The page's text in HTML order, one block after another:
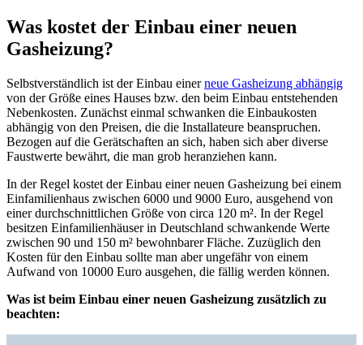
Was kostet der Einbau einer neuen
Gasheizung?
Selbstverständlich ist der Einbau einerneue Gasheizung abhängig
von der Größe eines Hauses bzw. den beim Einbau entstehenden
Nebenkosten. Zunächst einmal schwanken die Einbaukosten
abhängig von den Preisen, die die Installateure beanspruchen.
Bezogen auf die Gerätschaften an sich, haben sich aber diverse
Faustwerte bewährt, die man grob heranziehen kann.
In der Regel kostet der Einbau einer neuen Gasheizung bei einem
Einfamilienhaus zwischen 6000 und 9000 Euro, ausgehend von
einer durchschnittlichen Größe von circa 120 m². In der Regel
besitzen Einfamilienhäuser in Deutschland schwankende Werte
zwischen 90 und 150 m² bewohnbarer Fläche. Zuzüglich den
Kosten für den Einbau sollte man aber ungefähr von einem
Aufwand von 10000 Euro ausgehen, die fällig werden können.
Was ist beim Einbau einer neuen Gasheizung zusätzlich zu
beachten: